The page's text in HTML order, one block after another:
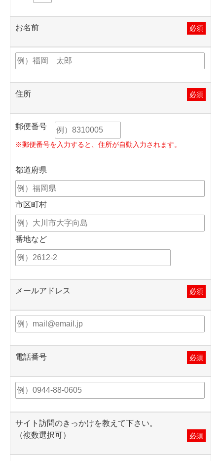
お名前 必須
住所 必須
郵便番号
※郵便番号を入力すると、住所が自動入力されます。
都道府県
市区町村
番地など
メールアドレス 必須
電話番号 必須
サイト訪問のきっかけを教えて下さい。
（複数選択可）
必須